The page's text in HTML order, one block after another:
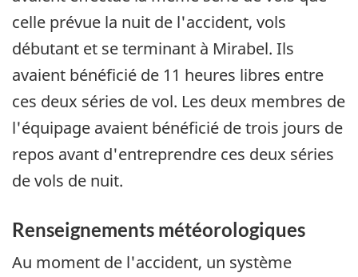
celle prévue la nuit de l'accident, vols
débutant et se terminant à Mirabel. Ils
avaient bénéficié de 11 heures libres entre
ces deux séries de vol. Les deux membres de
l'équipage avaient bénéficié de trois jours de
repos avant d'entreprendre ces deux séries
de vols de nuit.
Renseignements météorologiques
Au moment de l'accident, un système